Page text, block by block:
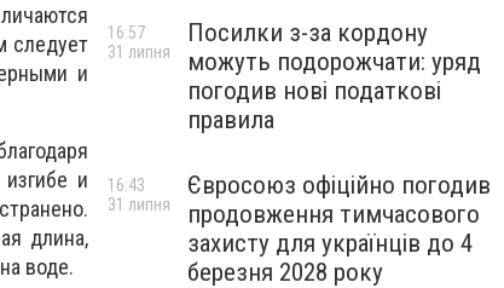
следует
и
и
длина,
воде.
Посилки з-за кордону
можуть подорожчати: уряд
погодив нові податкові
правила
16:57
31 липня
Євросоюз офіційно погодив
продовження тимчасового
захисту для українців до 4
березня 2028 року
16:43
31 липня